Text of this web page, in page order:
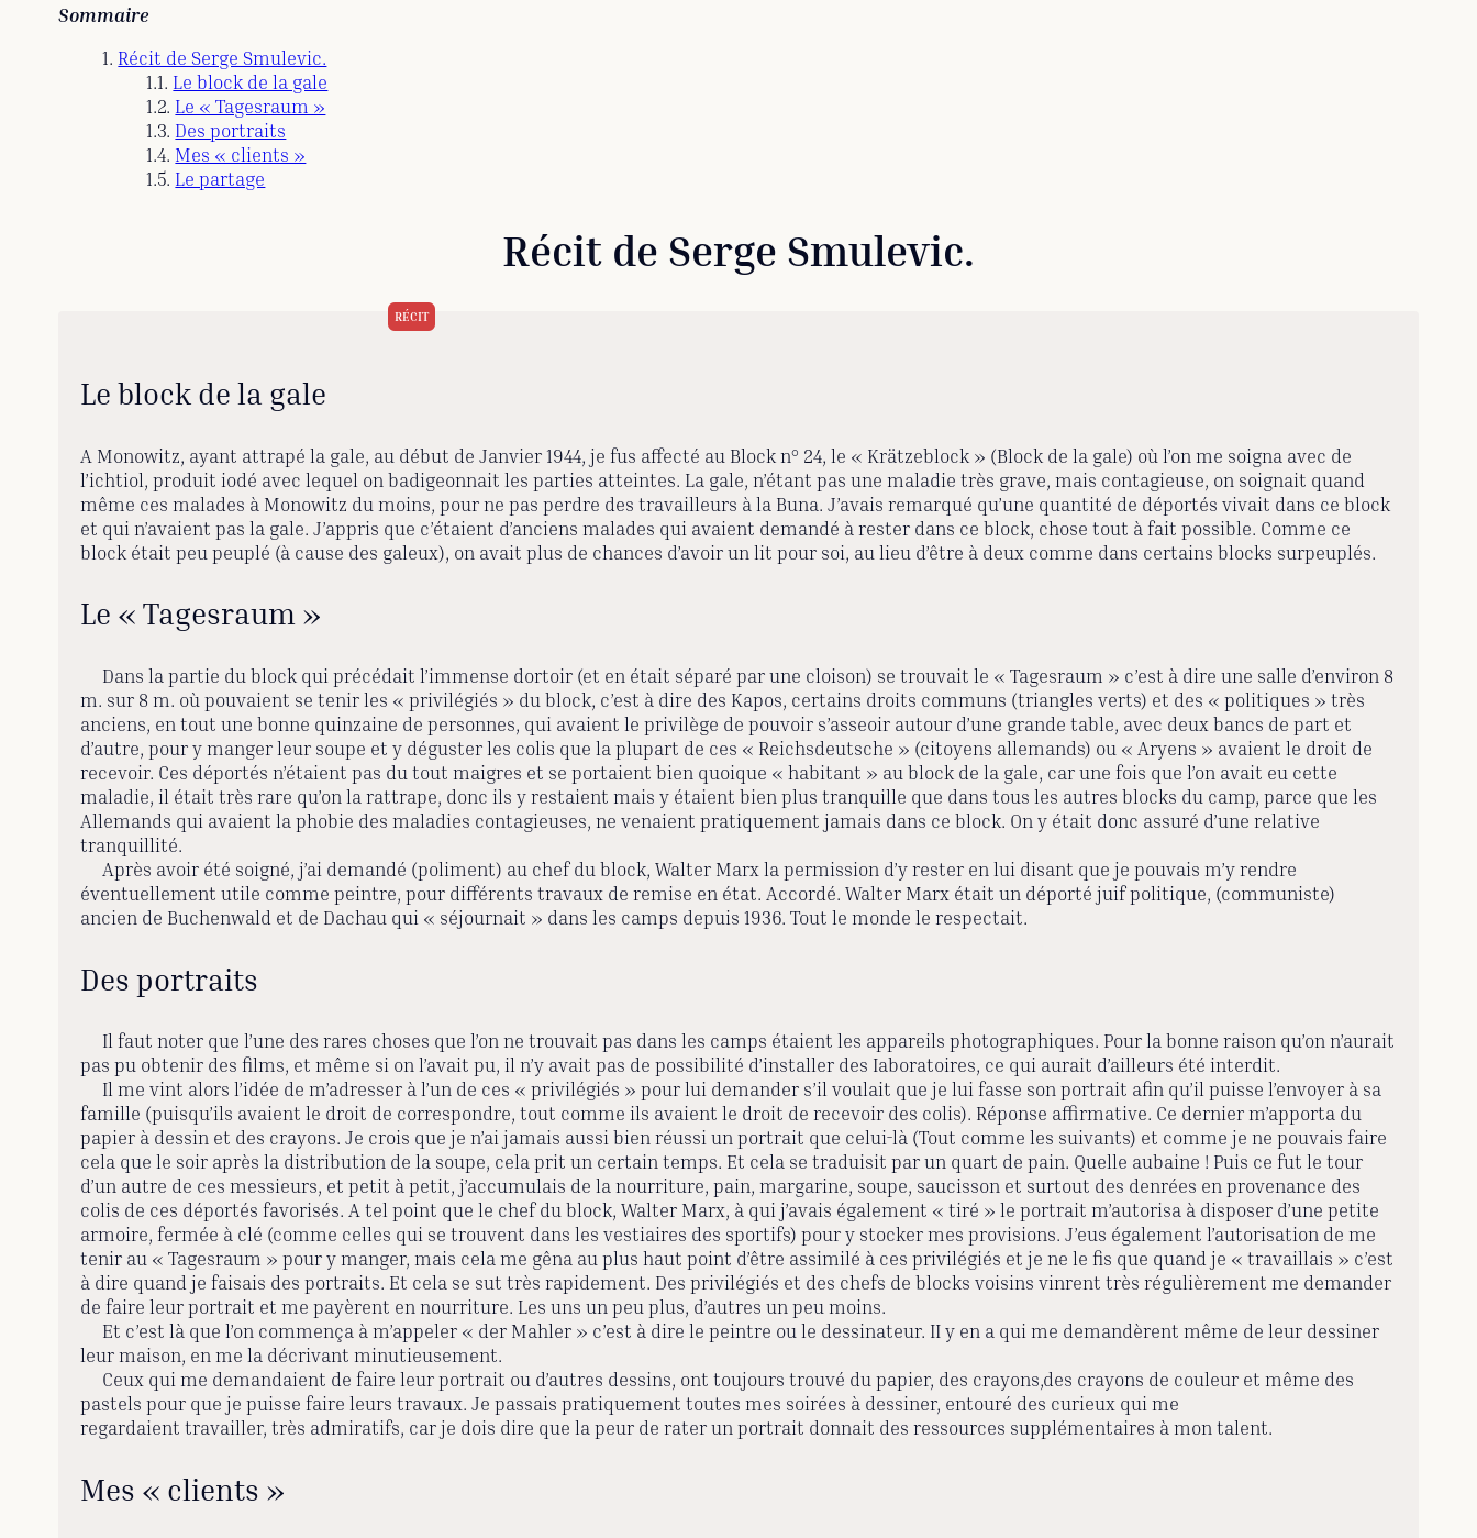
Sommaire
Récit de Serge Smulevic.
Le block de la gale
Le « Tagesraum »
Des portraits
Mes « clients »
Le partage
Récit de Serge Smulevic.
Le block de la gale
A Monowitz, ayant attrapé la gale, au début de Janvier 1944, je fus affecté au Block n° 24, le « Krätzeblock » (Block de la gale) où l’on me soigna avec de
l’ichtiol, produit iodé avec lequel on badigeonnait les parties atteintes. La gale, n’étant pas une maladie très grave, mais contagieuse, on soignait quand
même ces malades à Monowitz du moins, pour ne pas perdre des travailleurs à la Buna. J’avais remarqué qu’une quantité de déportés vivait dans ce block
et qui n’avaient pas la gale. J’appris que c’étaient d’anciens malades qui avaient demandé à rester dans ce block, chose tout à fait possible. Comme ce
block était peu peuplé (à cause des galeux), on avait plus de chances d’avoir un lit pour soi, au lieu d’être à deux comme dans certains blocks surpeuplés.
Le « Tagesraum »
Dans la partie du block qui précédait l’immense dortoir (et en était séparé par une cloison) se trouvait le « Tagesraum » c’est à dire une salle d’environ 8
m. sur 8 m. où pouvaient se tenir les « privilégiés » du block, c’est à dire des Kapos, certains droits communs (triangles verts) et des « politiques » très
anciens, en tout une bonne quinzaine de personnes, qui avaient le privilège de pouvoir s’asseoir autour d’une grande table, avec deux bancs de part et
d’autre, pour y manger leur soupe et y déguster les colis que la plupart de ces « Reichsdeutsche » (citoyens allemands) ou « Aryens » avaient le droit de
recevoir. Ces déportés n’étaient pas du tout maigres et se portaient bien quoique « habitant » au block de la gale, car une fois que l’on avait eu cette
maladie, il était très rare qu’on la rattrape, donc ils y restaient mais y étaient bien plus tranquille que dans tous les autres blocks du camp, parce que les
Allemands qui avaient la phobie des maladies contagieuses, ne venaient pratiquement jamais dans ce block. On y était donc assuré d’une relative
tranquillité.
Après avoir été soigné, j’ai demandé (poliment) au chef du block, Walter Marx la permission d’y rester en lui disant que je pouvais m’y rendre
éventuellement utile comme peintre, pour différents travaux de remise en état. Accordé. Walter Marx était un déporté juif politique, (communiste)
ancien de Buchenwald et de Dachau qui « séjournait » dans les camps depuis 1936. Tout le monde le respectait.
Des portraits
Il faut noter que l’une des rares choses que l’on ne trouvait pas dans les camps étaient les appareils photographiques. Pour la bonne raison qu’on n’aurait
pas pu obtenir des films, et même si on l’avait pu, il n’y avait pas de possibilité d’installer des Iaboratoires, ce qui aurait d’ailleurs été interdit.
Il me vint alors l’idée de m’adresser à l’un de ces « privilégiés » pour lui demander s’il voulait que je lui fasse son portrait afin qu’il puisse l’envoyer à sa
famille (puisqu’ils avaient le droit de correspondre, tout comme ils avaient le droit de recevoir des colis). Réponse affirmative. Ce dernier m’apporta du
papier à dessin et des crayons. Je crois que je n’ai jamais aussi bien réussi un portrait que celui-là (Tout comme les suivants) et comme je ne pouvais faire
cela que le soir après la distribution de la soupe, cela prit un certain temps. Et cela se traduisit par un quart de pain. Quelle aubaine ! Puis ce fut le tour
d’un autre de ces messieurs, et petit à petit, j’accumulais de la nourriture, pain, margarine, soupe, saucisson et surtout des denrées en provenance des
colis de ces déportés favorisés. A tel point que le chef du block, Walter Marx, à qui j’avais également « tiré » le portrait m’autorisa à disposer d’une petite
armoire, fermée à clé (comme celles qui se trouvent dans les vestiaires des sportifs) pour y stocker mes provisions. J’eus également l’autorisation de me
tenir au « Tagesraum » pour y manger, mais cela me gêna au plus haut point d’être assimilé à ces privilégiés et je ne le fis que quand je « travaillais » c’est
à dire quand je faisais des portraits. Et cela se sut très rapidement. Des privilégiés et des chefs de blocks voisins vinrent très régulièrement me demander
de faire leur portrait et me payèrent en nourriture. Les uns un peu plus, d’autres un peu moins.
Et c’est là que l’on commença à m’appeler « der Mahler » c’est à dire le peintre ou le dessinateur. II y en a qui me demandèrent même de leur dessiner
leur maison, en me la décrivant minutieusement.
Ceux qui me demandaient de faire leur portrait ou d’autres dessins, ont toujours trouvé du papier, des crayons,des crayons de couleur et même des
pastels pour que je puisse faire leurs travaux. Je passais pratiquement toutes mes soirées à dessiner, entouré des curieux qui me
regardaient travailler, très admiratifs, car je dois dire que la peur de rater un portrait donnait des ressources supplémentaires à mon talent.
Mes « clients »